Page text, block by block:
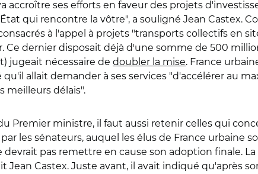
accroître ses efforts en faveur des projets
qui rencontre la vôtre", a souligné Jean Castex.
à l'appel à projets "transports collectifs en
Ce dernier disposait déjà d'une somme de 500
jugeait nécessaire de doubler la mise. France
qu'il allait demander à ses services "d'accélérer au
meilleurs délais".
Premier ministre, il faut aussi retenir celles qui
les sénateurs, auquel les élus de France urbaine
pas remettre en cause son adoption finale.
Jean Castex. Juste avant, il avait indiqué qu'après